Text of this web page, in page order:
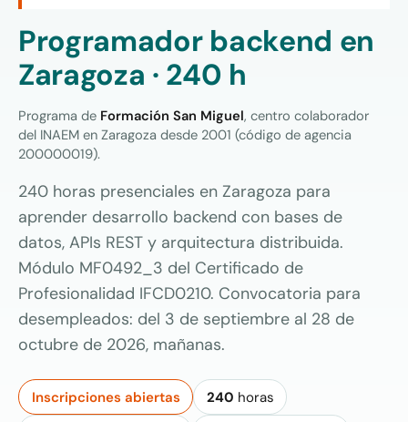
Programador backend en
Zaragoza · 240 h
Programa de Formación San Miguel, centro colaborador
del INAEM en Zaragoza desde 2001 (código de agencia
200000019).
240 horas presenciales en Zaragoza para
aprender desarrollo backend con bases de
datos, APIs REST y arquitectura distribuida.
Módulo MF0492_3 del Certificado de
Profesionalidad IFCD0210. Convocatoria para
desempleados: del 3 de septiembre al 28 de
octubre de 2026, mañanas.
Inscripciones abiertas 240 horas